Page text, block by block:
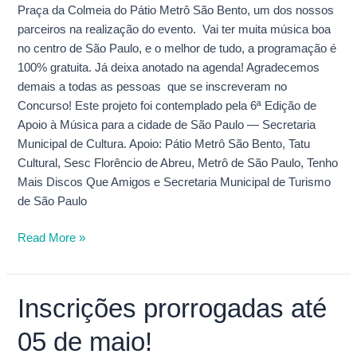
Praça da Colmeia do Pátio Metrô São Bento, um dos nossos
parceiros na realização do evento. Vai ter muita música boa
no centro de São Paulo, e o melhor de tudo, a programação é
100% gratuita. Já deixa anotado na agenda! Agradecemos
demais a todas as pessoas que se inscreveram no
Concurso! Este projeto foi contemplado pela 6ª Edição de
Apoio à Música para a cidade de São Paulo — Secretaria
Municipal de Cultura. Apoio: Pátio Metrô São Bento, Tatu
Cultural, Sesc Florêncio de Abreu, Metrô de São Paulo, Tenho
Mais Discos Que Amigos e Secretaria Municipal de Turismo
de São Paulo
Read More »
Inscrições prorrogadas até
05 de maio!
Inscrições
prorrogadas
até